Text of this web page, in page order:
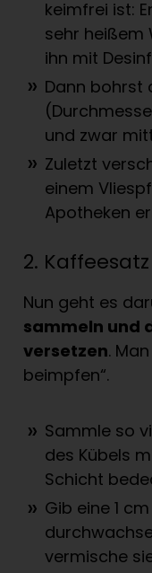
keimfrei ist:
sehr heißem
ihn mit
Dann bohrst
und zwar
Zuletzt
einem
Apotheken
2.
Nun geht es
sammeln und
versetzen.
beimpfen“.
Sammle so
des Kübels
Schicht
Gib eine 1
vermische